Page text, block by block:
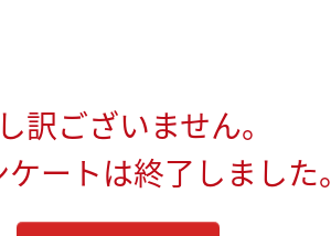
訳ございません。
ートは終了しました。